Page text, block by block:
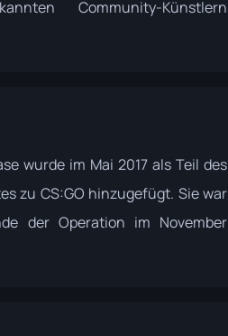
Community-Künstlern
wurde im Mai 2017 als Teil des
zu CS:GO hinzugefügt. Sie war
der Operation im November